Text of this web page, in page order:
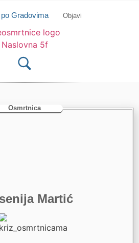
i IOS aplikaciju
Gradovima Objavi
Osmrtnica
Martić